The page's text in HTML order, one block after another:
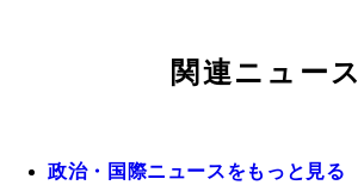
関連ニュース
政治・国際ニュースをもっと見る